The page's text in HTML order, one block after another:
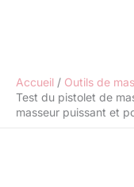
Accueil
Outils de
Test du pistolet de
masseur puissant et